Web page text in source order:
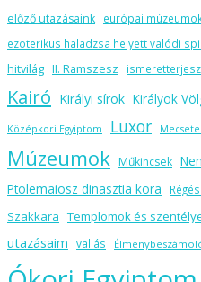
előző utazásaink
európai
ezoterikus haladzsa helyett valódi
hitvilág II. Ramszesz
Kairó Királyi sírok Királyok
Középkori Egyiptom Luxor
Múzeumok Műkincsek
Ptolemaiosz dinasztia kora
Szakkara Templomok és
utazásaim vallás